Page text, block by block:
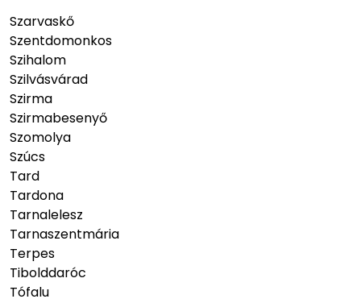
Szarvaskő
Szentdomonkos
Szihalom
Szilvásvárad
Szirma
Szirmabesenyő
Szomolya
Szúcs
Tard
Tardona
Tarnalelesz
Tarnaszentmária
Terpes
Tibolddaróc
Tófalu